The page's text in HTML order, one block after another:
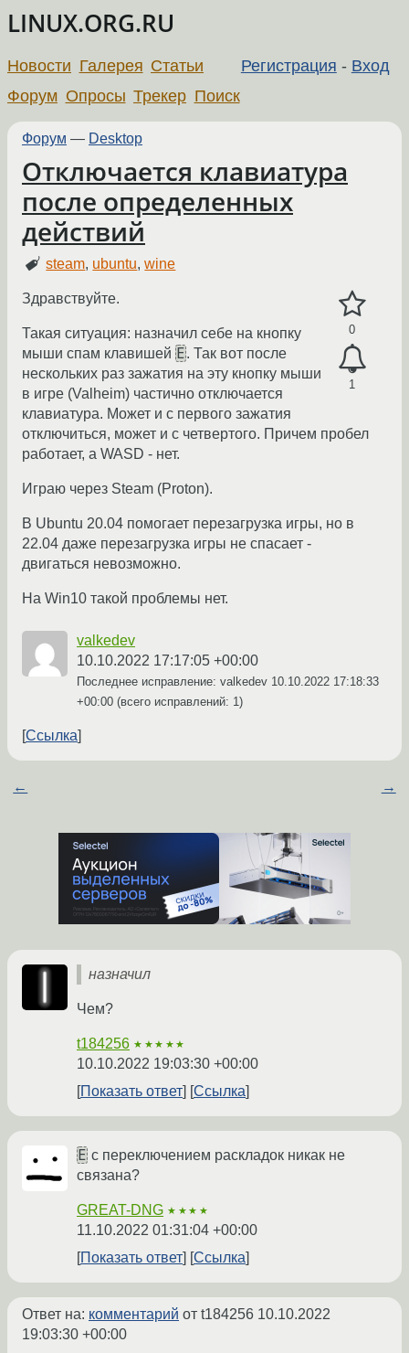
LINUX.ORG.RU
Регистрация - Вход
Новости Галерея Статьи
Форум Опросы Трекер Поиск
Форум — Desktop
Отключается клавиатура
после определенных
действий
steam, ubuntu,wine
0
1
Здравствуйте.
Такая ситуация: назначил себе на кнопку
мыши спам клавишей E. Так вот после
нескольких раз зажатия на эту кнопку мыши
в игре (Valheim) частично отключается
клавиатура. Может и с первого зажатия
отключиться, может и с четвертого. Причем пробел
работает, а WASD - нет.
Играю через Steam (Proton).
В Ubuntu 20.04 помогает перезагрузка игры, но в
22.04 даже перезагрузка игры не спасает -
двигаться невозможно.
На Win10 такой проблемы нет.
valkedev
10.10.2022 17:17:05 +00:00
Последнее исправление: valkedev 10.10.2022 17:18:33
+00:00 (всего исправлений: 1)
Ссылка
← →
назначил
Чем?
t184256 ★★★★★
10.10.2022 19:03:30 +00:00
Показать ответ
Ссылка
Е с переключением раскладок никак не
связана?
GREAT-DNG ★★★★
11.10.2022 01:31:04 +00:00
Показать ответ
Ссылка
Ответ на: комментарий от t184256 10.10.2022
19:03:30 +00:00